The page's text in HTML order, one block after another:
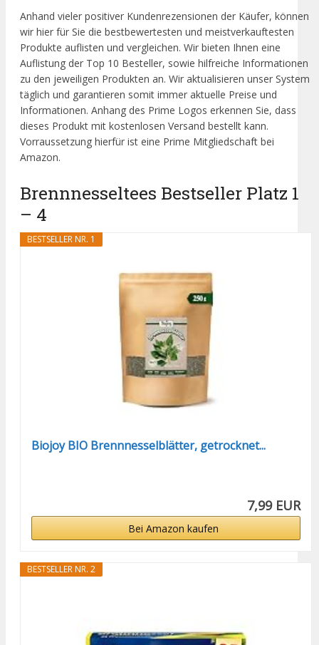
Anhand vieler positiver Kundenrezensionen der Käufer, können
wir hier für Sie die bestbewertesten und meistverkauftesten
Produkte auflisten und vergleichen. Wir bieten Ihnen eine
Auflistung der Top 10 Besteller, sowie hilfreiche Informationen
zu den jeweiligen Produkten an. Wir aktualisieren unser System
täglich und garantieren somit immer aktuelle Preise und
Informationen. Anhang des Prime Logos erkennen Sie, dass
dieses Produkt mit kostenlosen Versand bestellt kann.
Vorraussetzung hierfür ist eine Prime Mitgliedschaft bei
Amazon.
Brennnesseltees Bestseller Platz 1
– 4
BESTSELLER NR. 1
Biojoy BIO Brennnesselblätter, getrocknet...
7,99 EUR
Bei Amazon kaufen
BESTSELLER NR. 2